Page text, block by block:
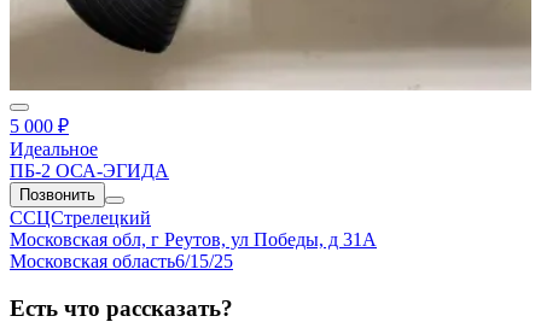
5 000 ₽
Идеальное
ПБ-2 ОСА-ЭГИДА
Позвонить
ССЦСтрелецкий
Московская обл, г Реутов, ул Победы, д 31А
Московская область6/15/25
Есть что рассказать?